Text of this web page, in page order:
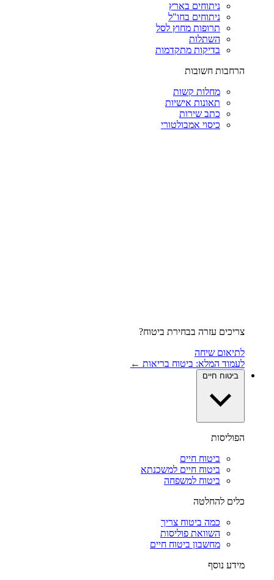
ניתוחים בארץ
ניתוחים בחו"ל
תרופות מחוץ לסל
השתלות
בדיקות מתקדמות
הרחבות חשובות
מחלות קשות
תאונות אישיות
כתב שירות
כיסוי אמבולטורי
צריכים עזרה בבחירת ביטוח?
לתיאום שיחה
לעמוד המלא: ביטוח בריאות ←
ביטוח חיים
הפוליסות
ביטוח חיים
ביטוח חיים למשכנתא
ביטוח למשפחה
כלים להחלטה
כמה ביטוח צריך
השוואת פוליסות
מחשבון ביטוח חיים
מידע נוסף